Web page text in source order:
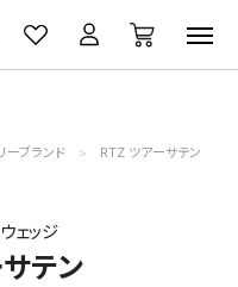
買取
無料査定
クーポン
一覧
ーブランド RTZ ツアーサテン
ウェッジ
テン